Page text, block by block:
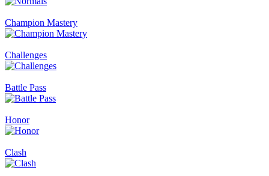
Champion Mastery
Challenges
Battle Pass
Honor
Clash